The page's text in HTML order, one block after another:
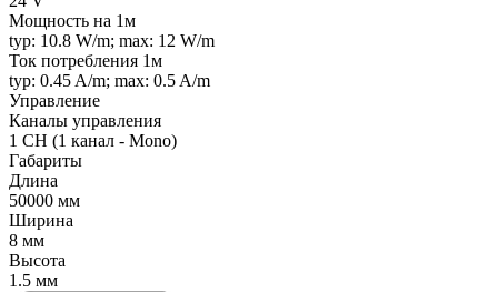
Мощность на 1м
typ: 10.8 W/m; max: 12 W/m
Ток потребления 1м
typ: 0.45 A/m; max: 0.5 A/m
Управление
Каналы управления
1 CH (1 канал - Mono)
Габариты
Длина
50000 мм
Ширина
8 мм
Высота
1.5 мм